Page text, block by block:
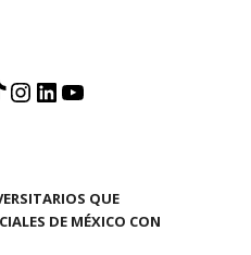
Instagram
LinkedIn
YouTube
QUE
DE MÉXICO CON